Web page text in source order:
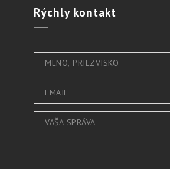
Rýchlykontakt